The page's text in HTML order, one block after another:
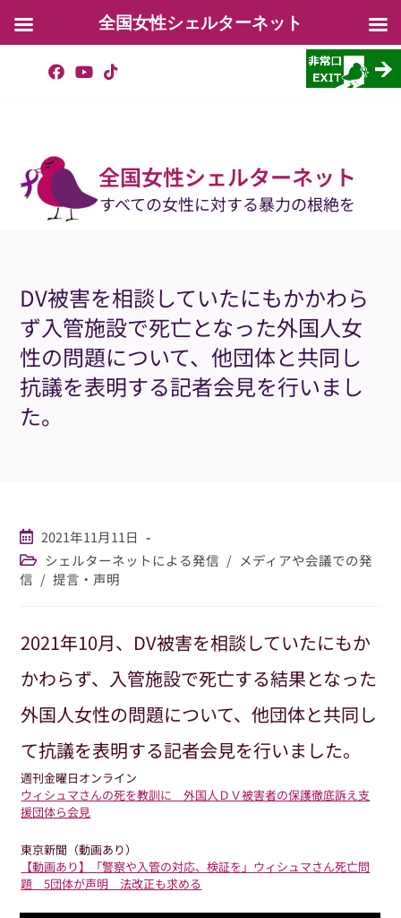
全国女性シェルターネット
すべての女性に対する暴力の根絶を
DV被害を相談していたにもかかわら
ず入管施設で死亡となった外国人女
性の問題について、他団体と共同し
抗議を表明する記者会見を行いまし
た。
投
稿
公
2021年11月11日
投
稿
ゴ
リ
ー:
シェルターネットによる発信 / メディアや会議での発
信 / 提言・声明
2021年10月、DV被害を相談していたにもか
かわらず、入管施設で死亡する結果となった
外国人女性の問題について、他団体と共同し
て抗議を表明する記者会見を行いました。
週刊金曜日オンライン
ウィシュマさんの死を教訓に 外国人ＤＶ被害者の保護徹底訴え支
援団体ら会見
東京新聞（動画あり）
【動画あり】「警察や入管の対応、検証を」ウィシュマさん死亡問
題 5団体が声明 法改正も求める
全国女性シェルターネット